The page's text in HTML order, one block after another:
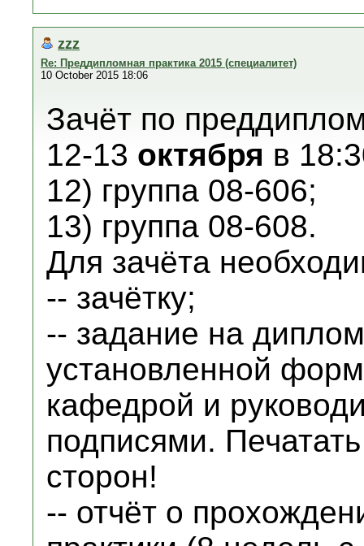
zzz
Re: Преддипломная практика 2015 (специалитет)
10 October 2015 18:06
Зачёт по
12-13 октября в
12) группа 08-606;
13) группа 08-608.
Для зачёта
-- зачётку;
-- задание на
установленной
кафедрой и
подписями.
сторон!
-- отчёт о